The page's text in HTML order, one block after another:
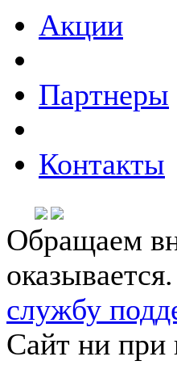
Акции
Партнеры
Контакты
Обращаем
службу
Сайт ни при